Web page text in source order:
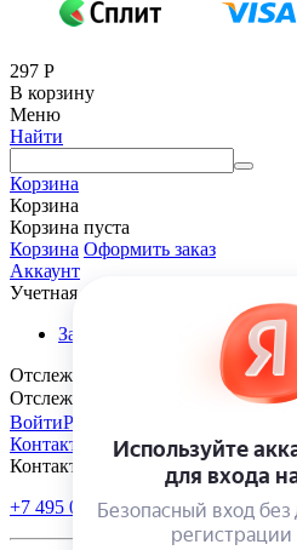
297 Р
В корзину
Меню
Найти
Корзина
Корзина
Корзина пуста
Корзина Оформить заказ
Аккаунт
Учетная запись
Заказы
Отслеживание заказа
Отслеживание заказа
ВойтиРегистрация
Контакты
Контакты
+7 495 005-70-10 +7 343 302-70-20